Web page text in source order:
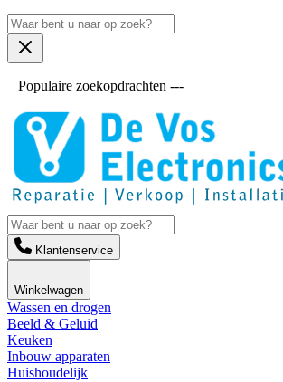
Populaire zoekopdrachten ---
Klantenservice
Winkelwagen
Wassen en drogen
Beeld & Geluid
Keuken
Inbouw apparaten
Huishoudelijk